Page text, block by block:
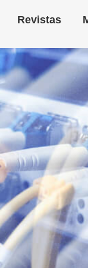
Revistas